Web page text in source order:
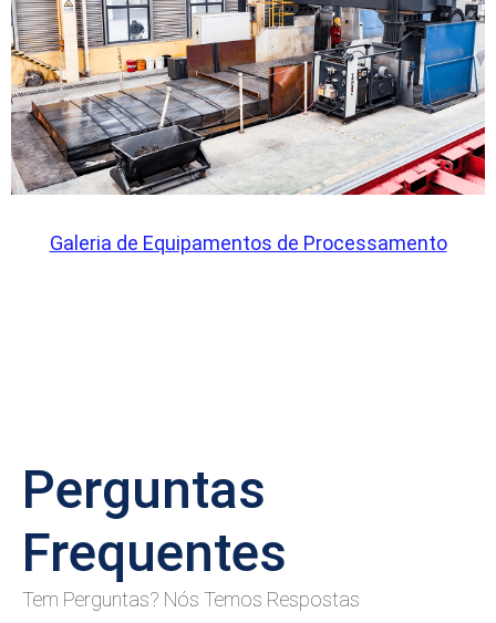
Galeria de Equipamentos de Processamento
Perguntas
Frequentes
Tem Perguntas? Nós Temos Respostas